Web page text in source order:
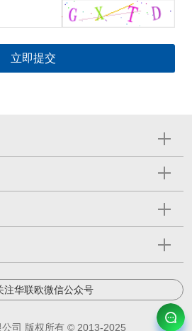
注华联欧微信公众号
司 版权所有 © 2013-2025